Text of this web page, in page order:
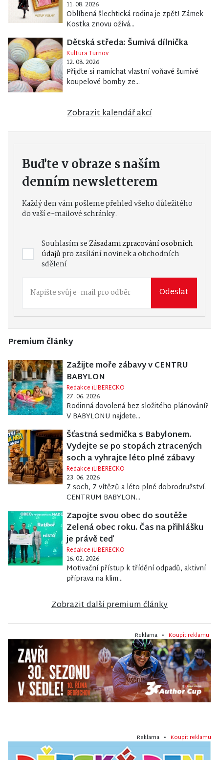
11. 08. 2026
Oblíbená šlechtická rodina je zpět! Zámek
Kostka znovu ožívá...
Dětská středa: Šumivá dílnička
Kultura Turnov
12. 08. 2026
Přijďte si namíchat vlastní voňavé šumivé
koupelové bomby ze...
Zobrazit kalendář akcí
Buďte v obraze s naším
denním newsletterem
Každý den vám pošleme přehled všeho důležitého
do vaší e-mailové schránky.
Souhlasím seZásadami zpracování osobních
údajůpro zasílání novinek a obchodních
sdělení
Odeslat
Premium články
Zažijte moře zábavy v CENTRU
BABYLON
Redakce iLIBERECKO
27. 06. 2026
Rodinná dovolená bez složitého plánování?
V BABYLONU najdete...
Šťastná sedmička s Babylonem.
Vydejte se po stopách ztracených
soch a vyhrajte léto plné zábavy
Redakce iLIBERECKO
23. 06. 2026
7 soch, 7 vítězů a léto plné dobrodružství.
CENTRUM BABYLON...
Zapojte svou obec do soutěže
Zelená obec roku. Čas na přihlášku
je právě teď
Redakce iLIBERECKO
16. 02. 2026
Motivační přístup k třídění odpadů, aktivní
příprava na klim...
Zobrazit další premium články
Reklama • Koupit reklamu
Reklama • Koupit reklamu